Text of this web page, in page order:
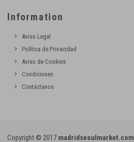
Information
Aviso Legal
Política de Privacidad
Aviso de Cookies
Condiciones
Contáctanos
Copyright © 2017 madridseoulmarket.com